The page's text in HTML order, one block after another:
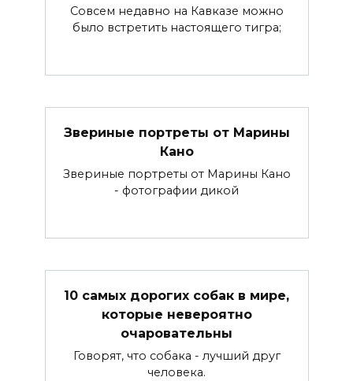
Совсем недавно на Кавказе можно
было встретить настоящего тигра;
Звериные портреты от Марины
Кано
Звериные портреты от Марины Кано
- фотографии дикой
10 самых дорогих собак в мире,
которые невероятно
очаровательны
Говорят, что собака - лучший друг
человека.